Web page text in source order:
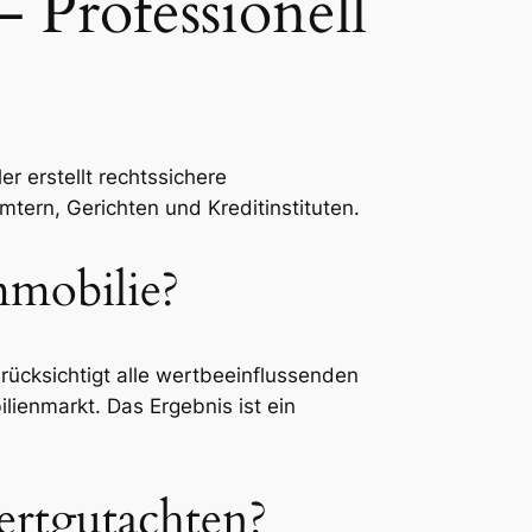
erstellt rechtssichere
Gerichten und Kreditinstituten.
alle wertbeeinflussenden
Das Ergebnis ist ein